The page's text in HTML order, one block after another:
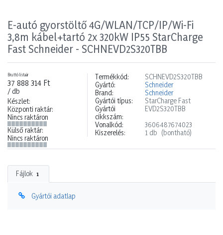
E-autó gyorstöltő 4G/WLAN/TCP/IP/Wi-Fi
3,8m kábel+tartó 2x 320kW IP55 StarCharge
Fast Schneider - SCHNEVD2S320TBB
Bruttó listaár
37 888 314 Ft
/ db
Készlet:
Központi raktár:
Nincs raktáron
Külső raktár:
Nincs raktáron
Termékkód:
SCHNEVD2S320TBB
Gyártó:
Schneider
Brand:
Schneider
Gyártói típus:
StarCharge Fast
Gyártói
cikkszám:
EVD2S320TBB
Vonalkód:
3606487674023
Kiszerelés:
1 db (bontható)
Fájlok 1
Gyártói adatlap